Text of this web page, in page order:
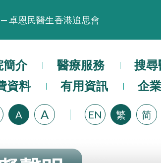
卓恩民醫生香港追思會
正面評價
閱病歷記錄及求診資料功能，請即下載
簡介 醫療服務 搜尋
資料
有用資訊 企
A A EN 繁 简